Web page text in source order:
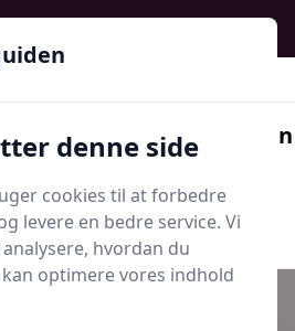
Soveværelsesguiden
denne side
cookies til at forbedre
levere en bedre service. Vi
hvordan du
optimere vores indhold